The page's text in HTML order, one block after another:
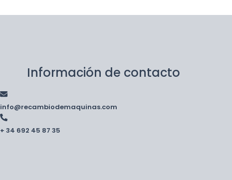
Información de contacto
info@recambiodemaquinas.com
+ 34 692 45 87 35